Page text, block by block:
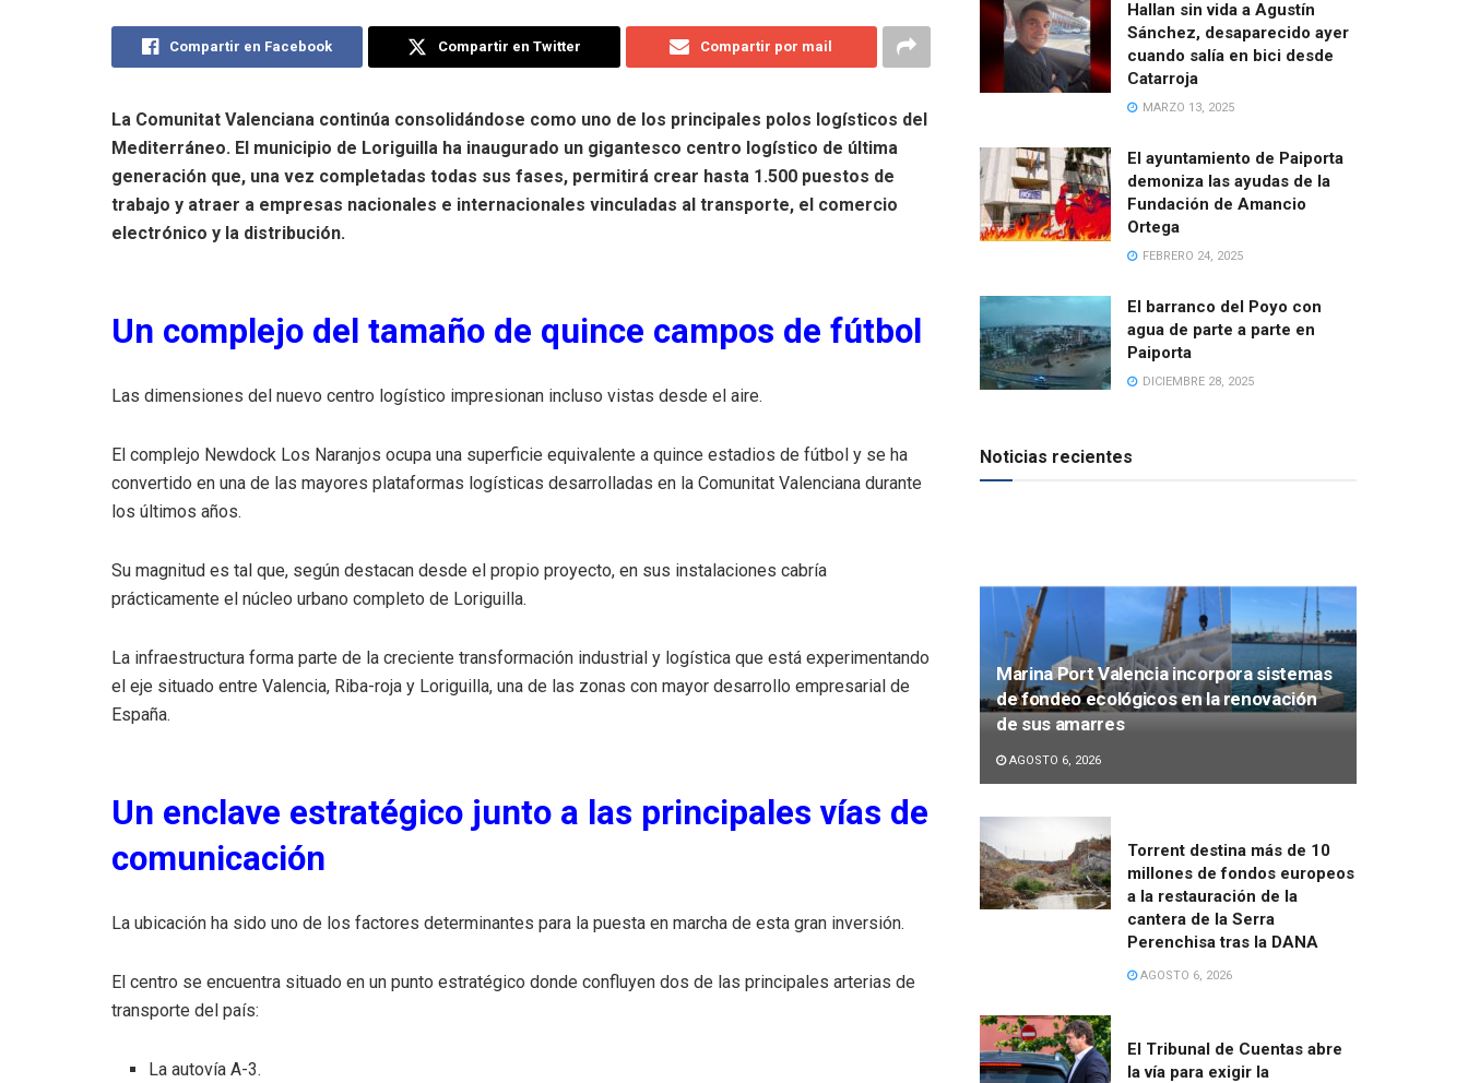
Compartir en Facebook Compartir en Twitter Compartir por mail
La Comunitat Valenciana continúa consolidándose como uno de los principales polos logísticos del
Mediterráneo. El municipio de Loriguilla ha inaugurado un gigantesco centro logístico de última
generación que, una vez completadas todas sus fases, permitirá crear hasta 1.500 puestos de
trabajo y atraer a empresas nacionales e internacionales vinculadas al transporte, el comercio
electrónico y la distribución.
Un complejo del tamaño de quince campos de fútbol
Las dimensiones del nuevo centro logístico impresionan incluso vistas desde el aire.
El complejo Newdock Los Naranjos ocupa una superficie equivalente a quince estadios de fútbol y se ha
convertido en una de las mayores plataformas logísticas desarrolladas en la Comunitat Valenciana durante
los últimos años.
Su magnitud es tal que, según destacan desde el propio proyecto, en sus instalaciones cabría
prácticamente el núcleo urbano completo de Loriguilla.
La infraestructura forma parte de la creciente transformación industrial y logística que está experimentando
el eje situado entre Valencia, Riba-roja y Loriguilla, una de las zonas con mayor desarrollo empresarial de
España.
Un enclave estratégico junto a las principales vías de
comunicación
La ubicación ha sido uno de los factores determinantes para la puesta en marcha de esta gran inversión.
El centro se encuentra situado en un punto estratégico donde confluyen dos de las principales arterias de
transporte del país:
La autovía A-3.
Hallan sin vida a Agustín
Sánchez, desaparecido ayer
cuando salía en bici desde
Catarroja
MARZO 13, 2025
El ayuntamiento de Paiporta
demoniza las ayudas de la
Fundación de Amancio
Ortega
FEBRERO 24, 2025
El barranco del Poyo con
agua de parte a parte en
Paiporta
DICIEMBRE 28, 2025
Noticias recientes
Marina Port Valencia incorpora sistemas
de fondeo ecológicos en la renovación
de sus amarres
AGOSTO 6, 2026
Torrent destina más de 10
millones de fondos europeos
a la restauración de la
cantera de la Serra
Perenchisa tras la DANA
AGOSTO 6, 2026
El Tribunal de Cuentas abre
la vía para exigir la